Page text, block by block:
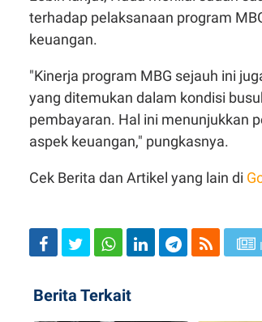
terhadap pelaksanaan program
keuangan.
"Kinerja program MBG sejauh ini
yang ditemukan dalam kondisi
pembayaran. Hal ini menunjukkan
aspek keuangan," pungkasnya.
Cek Berita dan Artikel yang lain di
Berita Terkait